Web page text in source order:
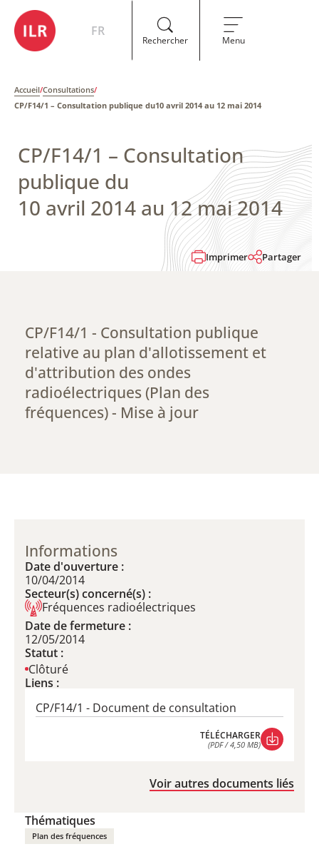
FR
Rechercher Menu
Accueil/Consultations/
CP/F14/1 – Consultation publique du10 avril 2014 au 12 mai 2014
CP/F14/1 – Consultation
publique du
10 avril 2014 au 12 mai 2014
Imprimer Partager
CP/F14/1 - Consultation publique
relative au plan d'allotissement et
d'attribution des ondes
radioélectriques (Plan des
fréquences) - Mise à jour
Informations
Date d'ouverture :
10/04/2014
Secteur(s) concerné(s) :
Fréquences radioélectriques
Date de fermeture :
12/05/2014
Statut :
Clôturé
Liens :
CP/F14/1 - Document de consultation
TÉLÉCHARGER
(PDF / 4,50 MB)
Voir autres documents liés
Thématiques
Plan des fréquences